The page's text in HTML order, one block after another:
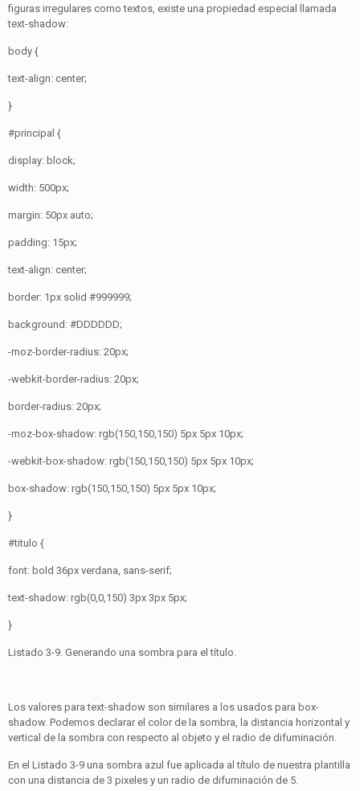
figuras irregulares como textos, existe una propiedad especial llamada
text-shadow:
body {
text-align: center;
}
#principal {
display: block;
width: 500px;
margin: 50px auto;
padding: 15px;
text-align: center;
border: 1px solid #999999;
background: #DDDDDD;
-moz-border-radius: 20px;
-webkit-border-radius: 20px;
border-radius: 20px;
-moz-box-shadow: rgb(150,150,150) 5px 5px 10px;
-webkit-box-shadow: rgb(150,150,150) 5px 5px 10px;
box-shadow: rgb(150,150,150) 5px 5px 10px;
}
#titulo {
font: bold 36px verdana, sans-serif;
text-shadow: rgb(0,0,150) 3px 3px 5px;
}
Listado 3-9. Generando una sombra para el título.
Los valores para text-shadow son similares a los usados para box-
shadow. Podemos declarar el color de la sombra, la distancia horizontal y
vertical de la sombra con respecto al objeto y el radio de difuminación.
En el Listado 3-9 una sombra azul fue aplicada al título de nuestra plantilla
con una distancia de 3 pixeles y un radio de difuminación de 5.